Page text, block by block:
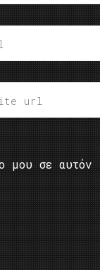
μου σε αυτόν